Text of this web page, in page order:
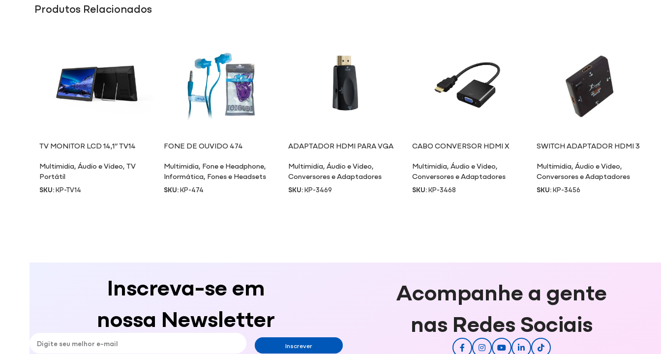
Produtos Relacionados
TV MONITOR LCD 14,1” TV14
Multimidia,Áudio e Video,TV
Portátil
SKU:KP-TV14
FONE DE OUVIDO 474
Multimidia, Fone e Headphone,
Informática, Fones e Headsets
SKU:KP-474
ADAPTADOR HDMI PARA VGA
Multimidia,Áudio e Video,
Conversores e Adaptadores
SKU:KP-3469
CABO CONVERSOR HDMI X
Multimidia, Áudio e Video,
Conversores e Adaptadores
SKU:KP-3468
SWITCH ADAPTADOR HDMI 3
Multimidia,Áudio e Video,
Conversores e Adaptadores
SKU:KP-3456
Inscreva-se em
nossa Newsletter
Inscrever
Acompanhe a gente
nas Redes Sociais